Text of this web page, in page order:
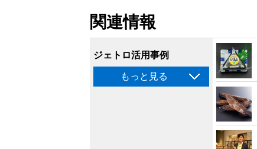
関連情報
ジェトロ活用事例
もっと見る